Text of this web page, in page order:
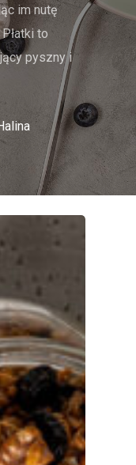
im nutę
to
pyszny i